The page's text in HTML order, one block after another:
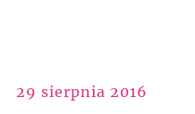
29 sierpnia 2016